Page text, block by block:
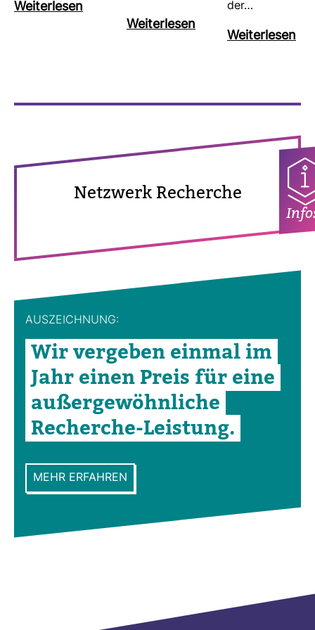
Wei­ter­lesen
Wei­ter­lesen
der…
Wei­ter­lesen
Netz­werk Recherche
AUS­ZEICH­NUNG:
Wir ver­geben einmal im
Jahr einen Preis für eine
außer­ge­wöhn­liche
Recherche-​Leis­tung.
MEHR ERFAHREN